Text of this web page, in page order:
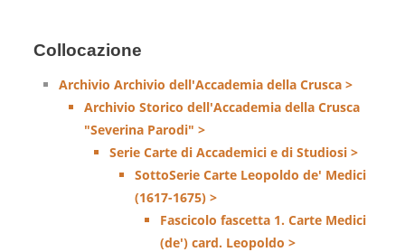
Collocazione
Archivio Archivio dell'Accademia della Crusca >
Archivio Storico dell'Accademia della Crusca
"Severina Parodi" >
Serie Carte di Accademici e di Studiosi >
SottoSerie Carte Leopoldo de' Medici
(1617-1675) >
Fascicolo fascetta 1. Carte Medici
(de') card. Leopoldo >